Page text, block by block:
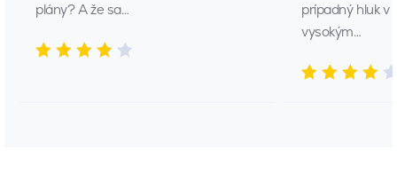
plány? A že sa…
prípadný hluk v
vysokým…